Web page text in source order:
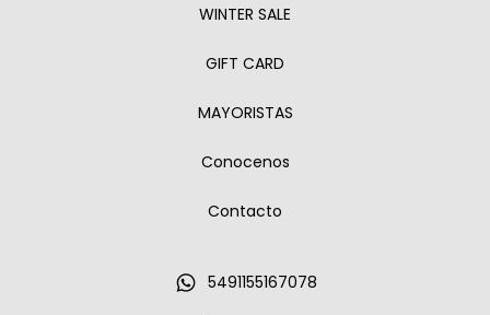
WINTER SALE
GIFT CARD
MAYORISTAS
Conocenos
Contacto
5491155167078